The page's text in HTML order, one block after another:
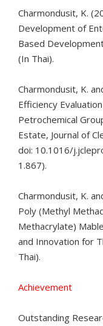
Charmondusit, K.
Development of
Based
(In Thai).
Charmondusit, K.
Efficiency
Petrochemical
Estate, Journal of
doi: 10.1016/
1.867).
Charmondusit, K.
Poly (Methyl
Methacrylate)
and Innovation for
Thai).
Achievement
Outstanding